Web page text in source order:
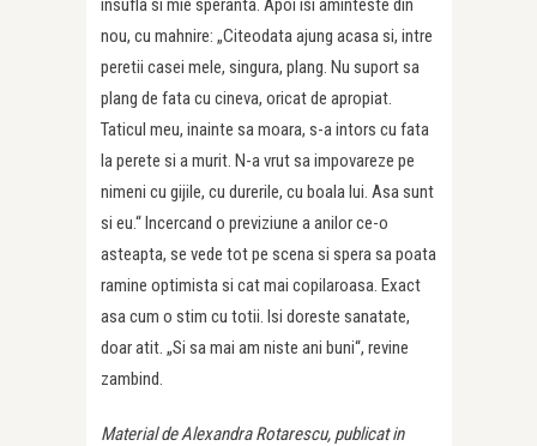
nou, cu mahnire: „Citeodata ajung acasa si, intre
peretii casei mele, singura, plang. Nu suport sa
plang de fata cu cineva, oricat de apropiat.
Taticul meu, inainte sa moara, s-a intors cu fata
la perete si a murit. N-a vrut sa impovareze pe
nimeni cu gijile, cu durerile, cu boala lui. Asa sunt
si eu.“ Incercand o previziune a anilor ce-o
asteapta, se vede tot pe scena si spera sa poata
ramine optimista si cat mai copilaroasa. Exact
asa cum o stim cu totii. Isi doreste sanatate,
doar atit. „Si sa mai am niste ani buni“, revine
zambind.
Material de Alexandra Rotarescu, publicat in